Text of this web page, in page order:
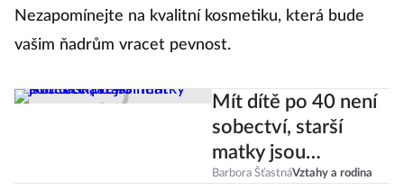
Nezapomínejte na kvalitní kosmetiku, která bude
vašim ňadrům vracet pevnost.
Mít dítě po 40 není
sobectví, starší
matky jsou
laskavější
Barbora ŠťastnáVztahy a rodina